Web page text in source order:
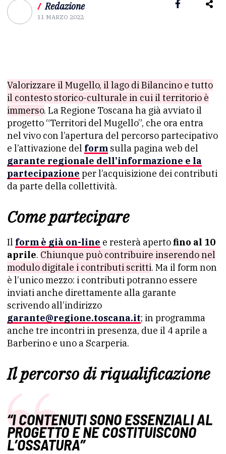
/ Redazione
11 MARZO 2022
Valorizzare il Mugello, il lago di Bilancino e tutto
il contesto storico-culturale in cui il territorio è
immerso. La Regione Toscana ha già avviato il
progetto “Territori del Mugello”, che ora entra
nel vivo con l’apertura del percorso partecipativo
e l’attivazione del form sulla pagina web del
garante regionale dell’informazione e la
partecipazione per l’acquisizione dei contributi
da parte della collettività.
Come partecipare
Il form è già on-line e resterà apertofino al 10
aprile. Chiunque può contribuire inserendo nel
modulo digitale i contributi scritti. Ma il form non
è l’unico mezzo: i contributi potranno essere
inviati anche direttamente alla garante
scrivendo all’indirizzo
garante@regione.toscana.it; in programma
anche tre incontri in presenza, due il 4 aprile a
Barberino e uno a Scarperia.
Il percorso di riqualificazione
“I CONTENUTI SONO ESSENZIALI AL
PROGETTO E NE COSTITUISCONO
L’OSSATURA”